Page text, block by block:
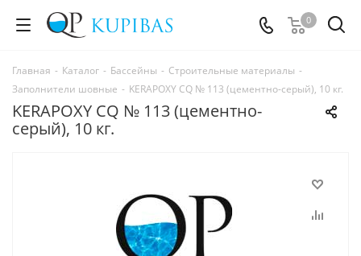
0
Главная - Каталог - Бассейны - Строительные материалы -
Заполнители шовные - KERAPOXY CQ № 113 (цементно-серый), 10 кг.
KERAPOXY CQ № 113 (цементно-
серый), 10 кг.